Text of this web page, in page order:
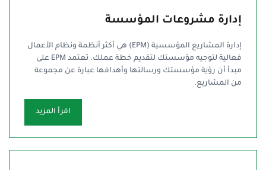
إدارة مشروعات المؤسسة
إدارة المشاريع المؤسسية (EPM) هي أكثر أنظمة ونظام الأعمال
فعالية لتوجيه مؤسستك لتقديم خطة عملك. تعتمد EPM على
مبدأ أن رؤية مؤسستك ورسالتها وأهدافها عبارة عن مجموعة
من المشاريع.
اقرأ المزيد